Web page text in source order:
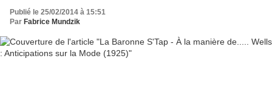
Publié le 25/02/2014 à 15:51
Par Fabrice Mundzik